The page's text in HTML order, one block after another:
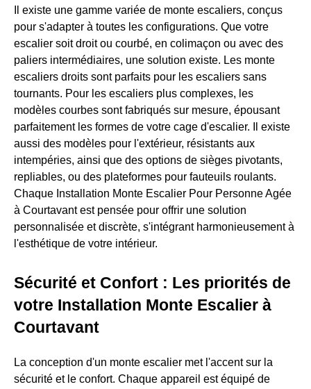
Il existe une gamme variée de monte escaliers, conçus
pour s'adapter à toutes les configurations. Que votre
escalier soit droit ou courbé, en colimaçon ou avec des
paliers intermédiaires, une solution existe. Les monte
escaliers droits sont parfaits pour les escaliers sans
tournants. Pour les escaliers plus complexes, les
modèles courbes sont fabriqués sur mesure, épousant
parfaitement les formes de votre cage d'escalier. Il existe
aussi des modèles pour l'extérieur, résistants aux
intempéries, ainsi que des options de sièges pivotants,
repliables, ou des plateformes pour fauteuils roulants.
Chaque Installation Monte Escalier Pour Personne Agée
à Courtavant est pensée pour offrir une solution
personnalisée et discrète, s'intégrant harmonieusement à
l'esthétique de votre intérieur.
Sécurité et Confort : Les priorités de
votre Installation Monte Escalier à
Courtavant
La conception d'un monte escalier met l'accent sur la
sécurité et le confort. Chaque appareil est équipé de